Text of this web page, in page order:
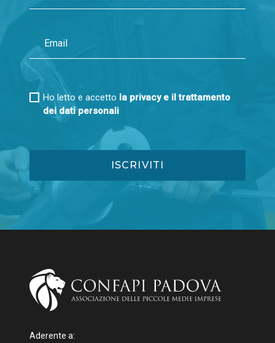
Ho letto e accetto la privacy e il trattamento
dei dati personali
Aderente a: